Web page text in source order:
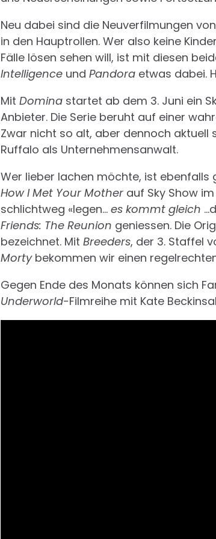
Neu dabei sind die Neuverfilmungen von
in den Hauptrollen. Wer also keine
Fälle lösen sehen will, ist mit diesen
Intelligence und Pandora etwas dabei.
Mit Domina startet ab dem 3. Juni ein
Anbieter. Die Serie beruht auf einer
Zwar nicht so alt, aber dennoch aktuell
Ruffalo als Unternehmensanwalt.
Wer lieber lachen möchte, ist
How I Met Your Motherauf Sky Show
schlichtweg «legen… es kommt gleich
Friends: The Reunion geniessen. Die
bezeichnet. Mit Breeders, der 3. Staffel
Mortybekommen wir einen
Gegen Ende des Monats können sich
Underworld-Filmreihe mit Kate